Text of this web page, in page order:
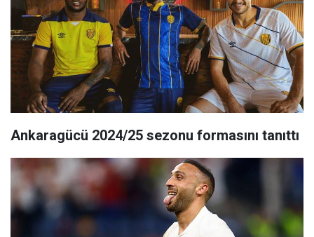
Ankaragücü 2024/25 sezonu formasını tanıttı